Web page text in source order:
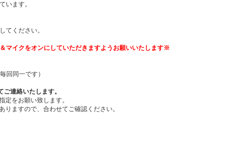
います。
てください。
マイクをオンにしていただきますようお願いいたします※
回同一です）
ご連絡いたします。
をお願い致します。
ますので、合わせてご確認ください。